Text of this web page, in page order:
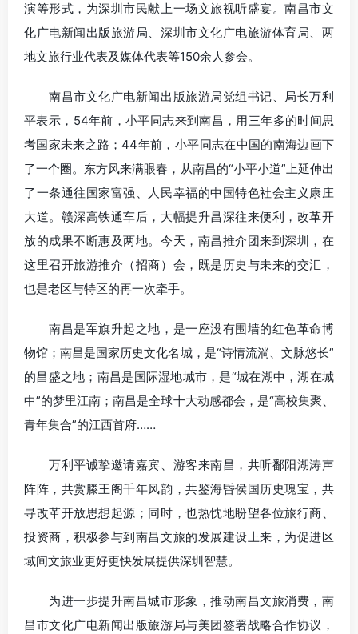
演等形式，为深圳市民献上一场文旅视听盛宴。南昌市文
化广电新闻出版旅游局、深圳市文化广电旅游体育局、两
地文旅行业代表及媒体代表等150余人参会。
南昌市文化广电新闻出版旅游局党组书记、局长万利
平表示，54年前，小平同志来到南昌，用三年多的时间思
考国家未来之路；44年前，小平同志在中国的南海边画下
了一个圈。东方风来满眼春，从南昌的“小平小道”上延伸出
了一条通往国家富强、人民幸福的中国特色社会主义康庄
大道。赣深高铁通车后，大幅提升昌深往来便利，改革开
放的成果不断惠及两地。今天，南昌推介团来到深圳，在
这里召开旅游推介（招商）会，既是历史与未来的交汇，
也是老区与特区的再一次牵手。
南昌是军旗升起之地，是一座没有围墙的红色革命博
物馆；南昌是国家历史文化名城，是“诗情流淌、文脉悠长”
的昌盛之地；南昌是国际湿地城市，是“城在湖中，湖在城
中”的梦里江南；南昌是全球十大动感都会，是“高校集聚、
青年集合”的江西首府……
万利平诚挚邀请嘉宾、游客来南昌，共听鄱阳湖涛声
阵阵，共赏滕王阁千年风韵，共鉴海昏侯国历史瑰宝，共
寻改革开放思想起源；同时，也热忱地盼望各位旅行商、
投资商，积极参与到南昌文旅的发展建设上来，为促进区
域间文旅业更好更快发展提供深圳智慧。
为进一步提升南昌城市形象，推动南昌文旅消费，南
昌市文化广电新闻出版旅游局与美团签署战略合作协议，